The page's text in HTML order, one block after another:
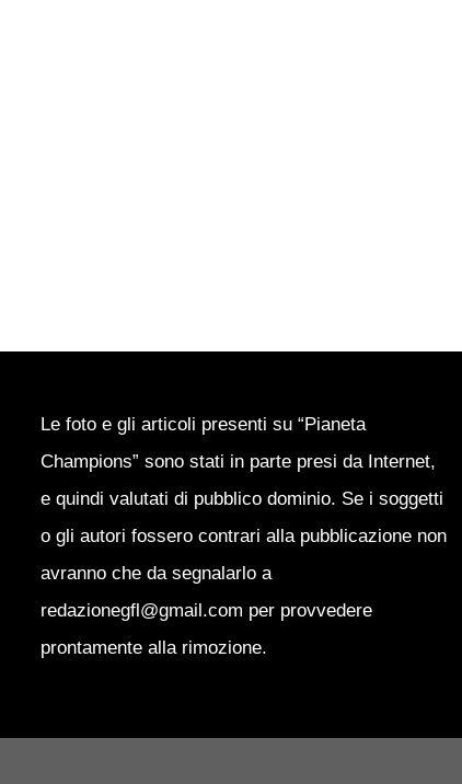
Le foto e gli articoli presenti su “Pianeta
Champions” sono stati in parte presi da Internet,
e quindi valutati di pubblico dominio. Se i soggetti
o gli autori fossero contrari alla pubblicazione non
avranno che da segnalarlo a
redazionegfl@gmail.com per provvedere
prontamente alla rimozione.